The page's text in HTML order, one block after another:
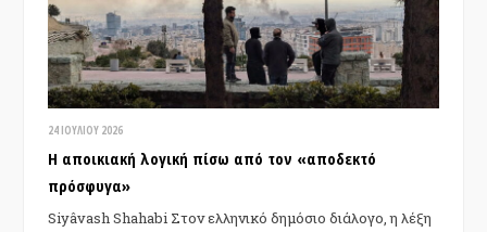
24 ΙΟΥΛΊΟΥ 2026
Η αποικιακή λογική πίσω από τον «αποδεκτό
πρόσφυγα»
Siyâvash Shahabi Στον ελληνικό δημόσιο διάλογο, η λέξη